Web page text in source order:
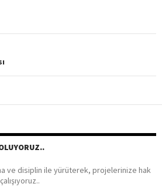
ve disiplin ile yürüterek, projelerinize hak